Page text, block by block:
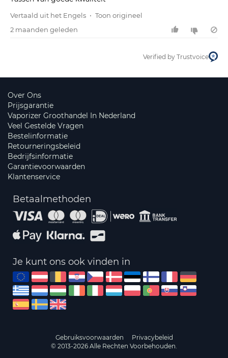
Vertaald uit het Engels • Toon origineel
2 maanden geleden
Verified by Trustvoice
Over Ons
Prijsgarantie
Vaporizer Groothandel In Nederland
Veel Gestelde Vragen
Bestelinformatie
Retourneringsbeleid
Bedrijfsinformatie
Garantievoorwaarden
Klantenservice
Betaalmethoden
Je kunt ons ook vinden in
Gebruiksvoorwaarden
Privacybeleid
© 2013-2026 Alle Rechten Voorbehouden.